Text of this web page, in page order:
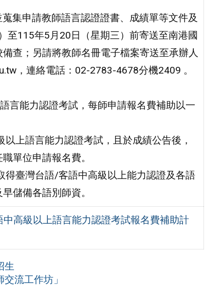
集申請教師語言認證證書、成績單等文件及
至115年5月20日（星期三）前寄送至南港國
查；另請將教師名冊電子檔案寄送至承辦人
，連絡電話：02-2783-4678分機2409 。
言能力認證考試，每師申請報名費補助以一
上語言能力認證考試，且於成績公告後，
單位申請報名費。
臺灣台語/客語中高級以上能力認證及各語
儲備各語別師資。
高級以上語言能力認證考試報名費補助計
生
流工作坊」